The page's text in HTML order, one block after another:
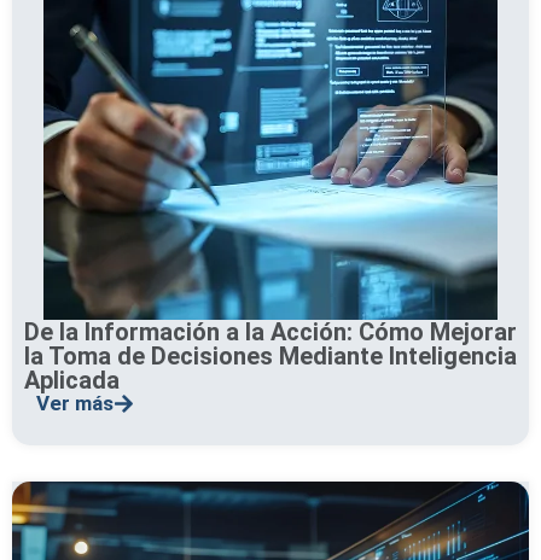
De la Información a la Acción: Cómo Mejorar
la Toma de Decisiones Mediante Inteligencia
Aplicada
Ver más